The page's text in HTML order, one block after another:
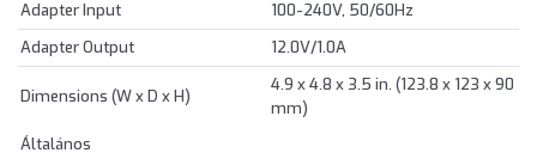
Adapter Input
100-240V, 50/60Hz
Adapter Output
12.0V/1.0A
Dimensions (W x D x H)
4.9 x 4.8 x 3.5 in. (123.8 x 123 x 90
mm)
Általános